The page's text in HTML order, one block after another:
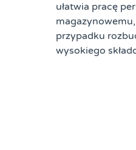
ułatwia pracę
przypadku
wysokiego